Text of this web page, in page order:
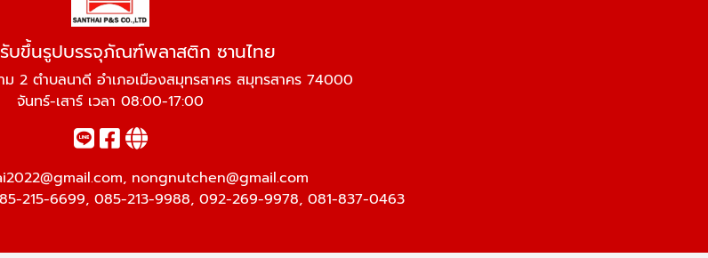
รับขึ้นรูปบรรจุภัณฑ์พลาสติก ซานไทย
2 ตำบลนาดี อำเภอเมืองสมุทรสาคร สมุทรสาคร 74000
จันทร์-เสาร์ เวลา 08:00-17:00
, nongnutchen@gmail.com
215-6699, 085-213-9988, 092-269-9978, 081-837-0463